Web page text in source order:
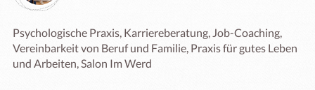
Psychologische Praxis, Karriereberatung, Job-Coaching,
Vereinbarkeit von Beruf und Familie, Praxis für gutes Leben
und Arbeiten, Salon Im Werd